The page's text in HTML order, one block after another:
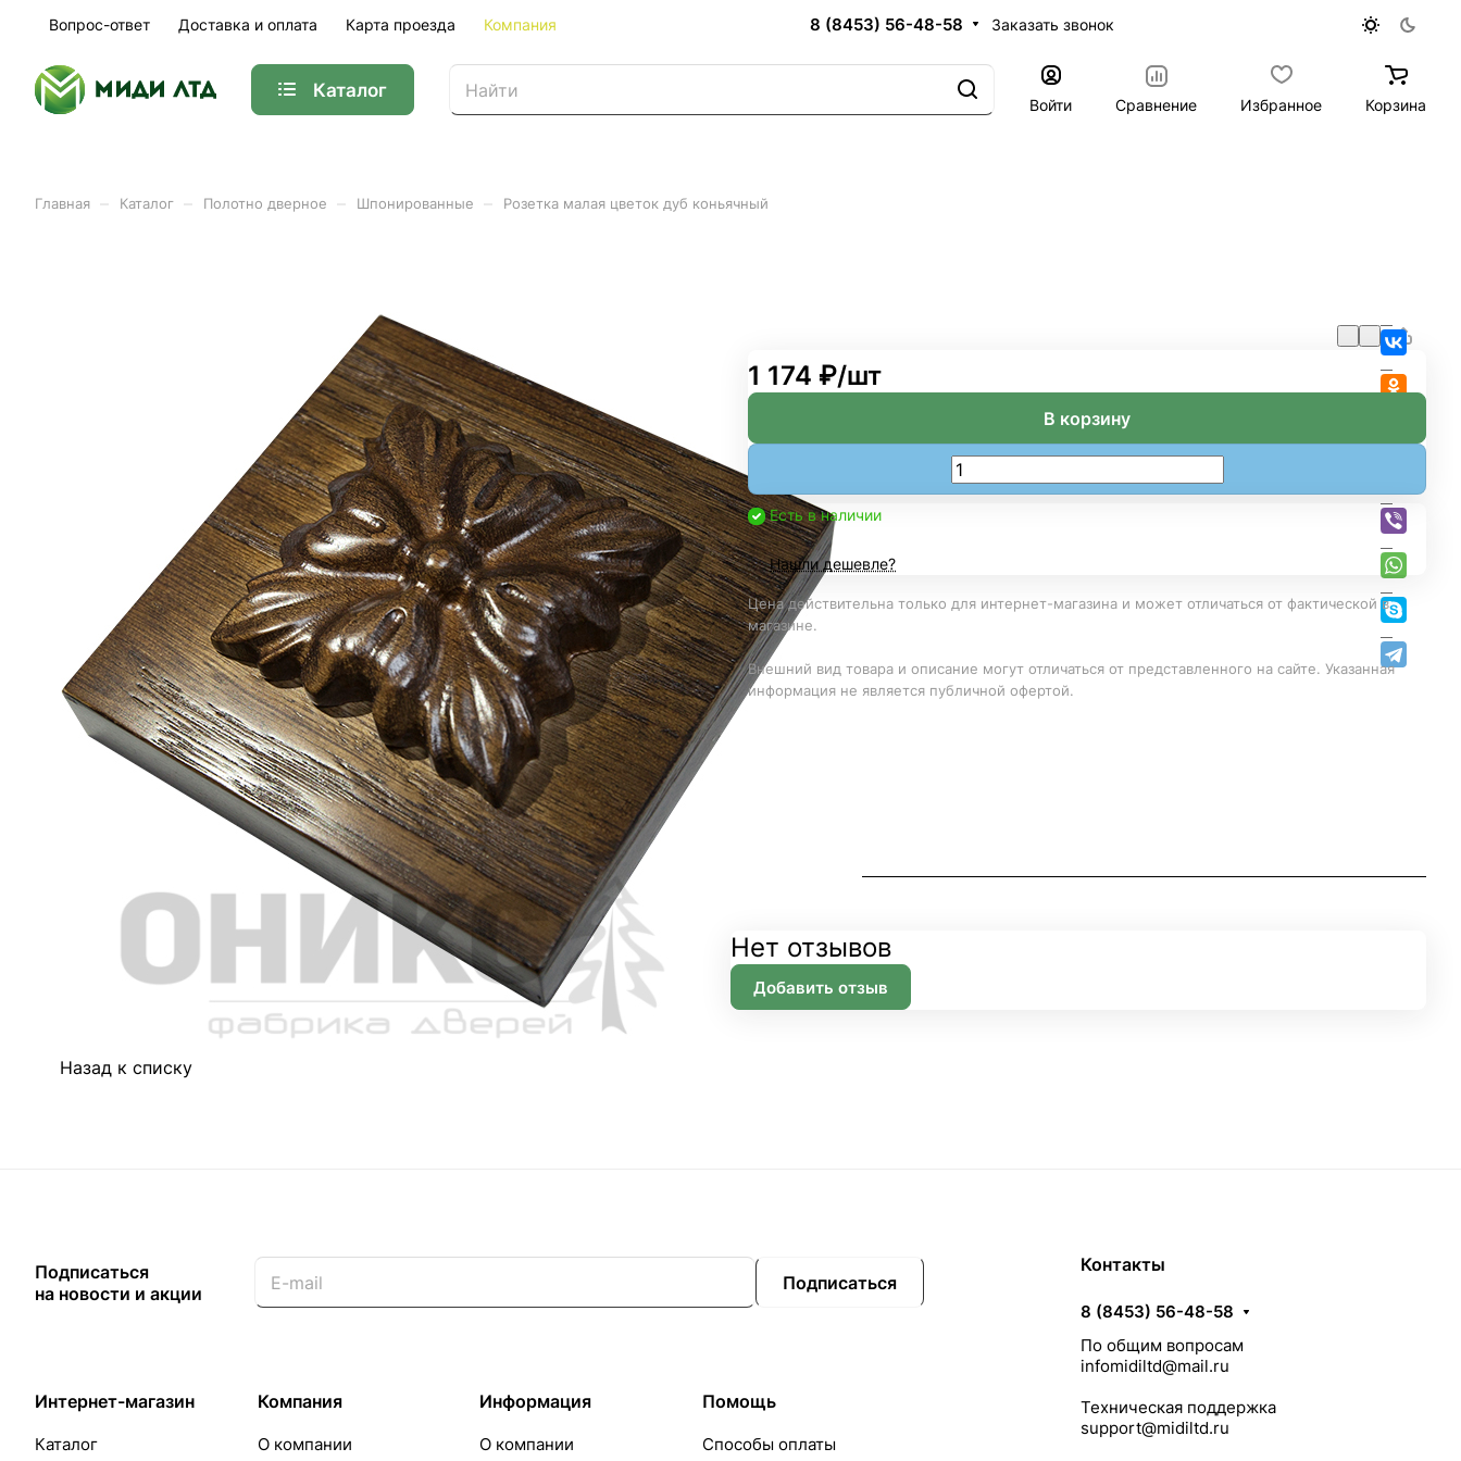
Вопрос-ответ Доставка и оплата Карта проезда Компания 8 (8453) 56-48-58 Заказать звонок
Каталог
Войти Сравнение Избранное Корзина
Главная Каталог Полотно дверное Шпонированные Розетка малая цветок дуб коньячный
1 174 ₽/шт
В корзину
Есть в наличии
Нашли дешевле?
Цена действительна только для интернет-магазина и может отличаться от фактической в
магазине.
Внешний вид товара и описание могут отличаться от представленного на сайте. Указанная
информация не является публичной офертой.
Доставка
Загрузка отзывов...
Нет отзывов
Добавить отзыв
Назад к списку
Подписаться
на новости и акции
Подписаться
Интернет-магазин
Каталог
Компания
О компании
Информация
О компании
Помощь
Способы оплаты
Контакты
8 (8453) 56-48-58
По общим вопросам
infomidiltd@mail.ru
Техническая поддержка
support@midiltd.ru